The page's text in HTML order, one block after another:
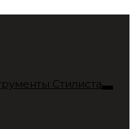
Стилиста